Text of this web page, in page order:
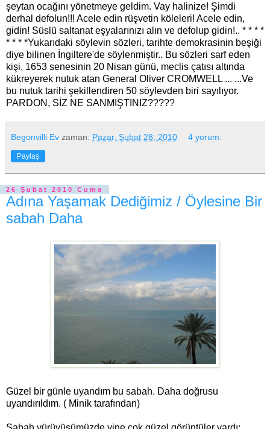
şeytan ocağını yönetmeye geldim. Vay halinize! Şimdi
derhal defolun!!! Acele edin rüşvetin köleleri! Acele edin,
gidin! Süslü saltanat eşyalarınızı alın ve defolup gidin!.. * * * *
* * * *Yukarıdaki söylevin sözleri, tarihte demokrasinin beşiği
diye bilinen İngiltere'de söylenmiştir.. Bu sözleri sarf eden
kişi, 1653 senesinin 20 Nisan günü, meclis çatısı altında
kükreyerek nutuk atan General Oliver CROMWELL ... ...Ve
bu nutuk tarihi şekillendiren 50 söylevden biri sayılıyor.
PARDON, SİZ NE SANMIŞTINIZ?????
Begonvilli Ev zaman: Pazar, Şubat 28, 2010 4 yorum:
Paylaş
26 Şubat 2010 Cuma
Adına Yaşamak Dediğimiz / Öylesine Bir
sabah Daha
Güzel bir günle uyandım bu sabah. Daha doğrusu
uyandırıldım. ( Minik tarafından)